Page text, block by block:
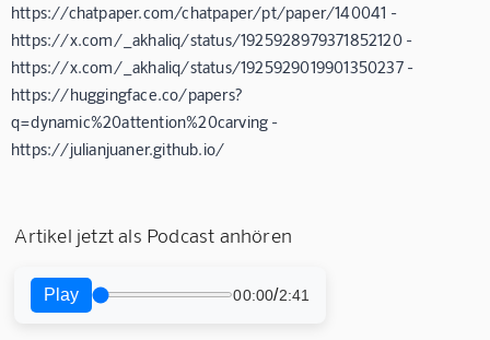
https://chatpaper.com/chatpaper/pt/paper/140041 -
https://x.com/_akhaliq/status/1925928979371852120 -
https://x.com/_akhaliq/status/1925929019901350237 -
https://huggingface.co/papers?
q=dynamic%20attention%20carving -
https://julianjuaner.github.io/
Artikel jetzt als Podcast anhören
Play 00:00/2:41